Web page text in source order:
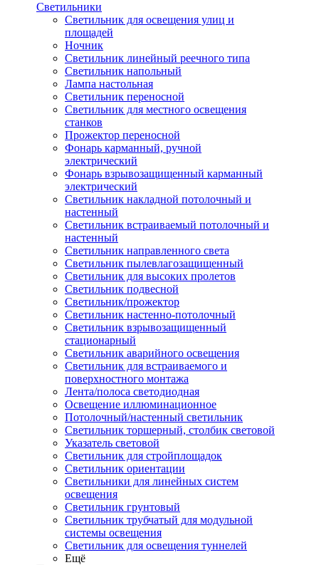
Светильники
Светильник для освещения улиц и
площадей
Ночник
Светильник линейный реечного типа
Светильник напольный
Лампа настольная
Светильник переносной
Светильник для местного освещения
станков
Прожектор переносной
Фонарь карманный, ручной
электрический
Фонарь взрывозащищенный карманный
электрический
Светильник накладной потолочный и
настенный
Светильник встраиваемый потолочный и
настенный
Светильник направленного света
Светильник пылевлагозащищенный
Светильник для высоких пролетов
Светильник подвесной
Светильник/прожектор
Светильник настенно-потолочный
Светильник взрывозащищенный
стационарный
Светильник аварийного освещения
Светильник для встраиваемого и
поверхностного монтажа
Лента/полоса светодиодная
Освещение иллюминационное
Потолочный/настенный светильник
Светильник торшерный, столбик световой
Указатель световой
Светильник для стройплощадок
Светильник ориентации
Светильники для линейных систем
освещения
Светильник грунтовый
Светильник трубчатый для модульной
системы освещения
Светильник для освещения туннелей
Ещё